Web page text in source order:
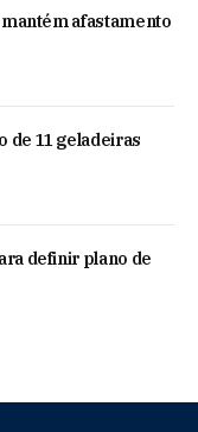
afastamento
de 11 geladeiras
definir plano de